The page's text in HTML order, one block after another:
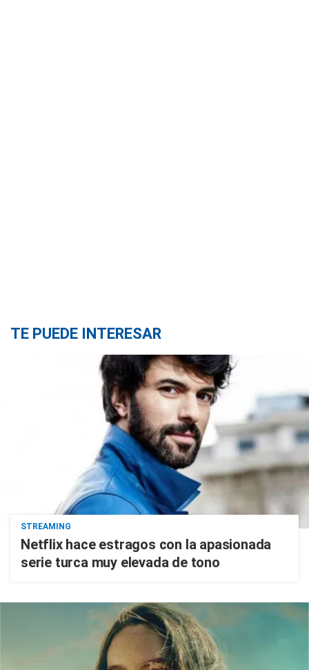
TE PUEDE INTERESAR
STREAMING
Netflix hace estragos con la apasionada
serie turca muy elevada de tono